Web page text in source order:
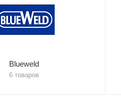
Blueweld
6 товаров